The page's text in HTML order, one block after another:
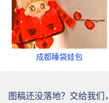
成都睡袋娃包
图稿还没落地？交给我们